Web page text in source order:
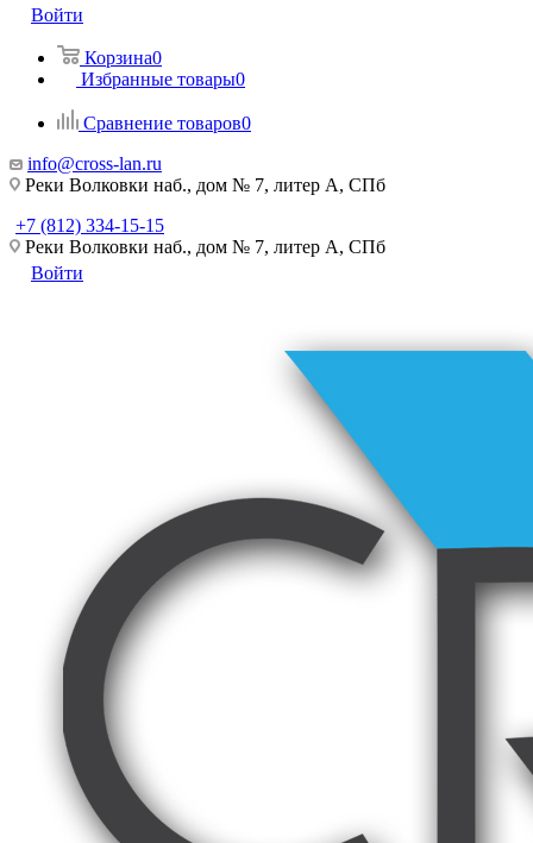
Войти
Корзина0
Избранные товары0
Сравнение товаров0
info@cross-lan.ru
Реки Волковки наб., дом № 7, литер А, СПб
+7 (812) 334-15-15
Реки Волковки наб., дом № 7, литер А, СПб
Войти